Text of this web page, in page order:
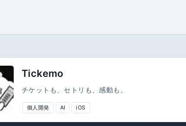
Tickemo
チケットも、セトリも、感動も。
個人開発 AI iOS